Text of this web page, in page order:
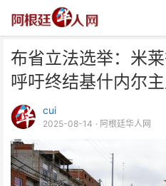
布省立法选举：米
呼吁终结基什内尔
cui
2025-08-14 · 阿根廷华人网
布省立法选举：米莱举行